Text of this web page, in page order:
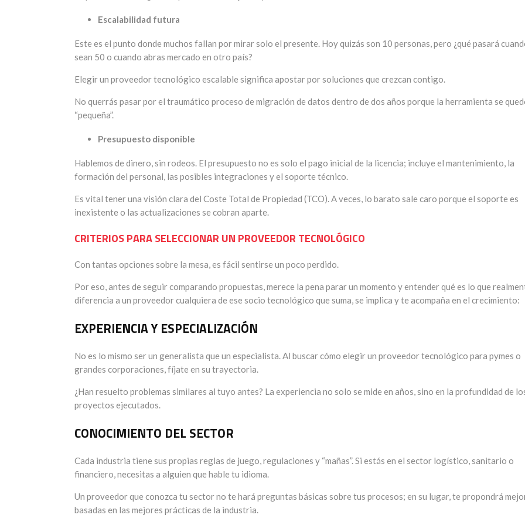
Escalabilidad futura
Este es el punto donde muchos fallan por mirar solo el presente. Hoy quizás son 10 personas, pero ¿qué pasará
sean 50 o cuando abras mercado en otro país?
Elegir un proveedor tecnológico escalable significa apostar por soluciones que crezcan contigo.
No querrás pasar por el traumático proceso de migración de datos dentro de dos años porque la herramienta se
“pequeña”.
Presupuesto disponible
Hablemos de dinero, sin rodeos. El presupuesto no es solo el pago inicial de la licencia; incluye el mantenimiento, la
formación del personal, las posibles integraciones y el soporte técnico.
Es vital tener una visión clara del Coste Total de Propiedad (TCO). A veces, lo barato sale caro porque el soporte es
inexistente o las actualizaciones se cobran aparte.
CRITERIOS PARA SELECCIONAR UN PROVEEDOR TECNOLÓGICO
Con tantas opciones sobre la mesa, es fácil sentirse un poco perdido.
Por eso, antes de seguir comparando propuestas, merece la pena parar un momento y entender qué es lo que
diferencia a un proveedor cualquiera de ese socio tecnológico que suma, se implica y te acompaña en el crecimiento:
EXPERIENCIA Y ESPECIALIZACIÓN
No es lo mismo ser un generalista que un especialista. Al buscar cómo elegir un proveedor tecnológico para pymes o
grandes corporaciones, fíjate en su trayectoria.
¿Han resuelto problemas similares al tuyo antes? La experiencia no solo se mide en años, sino en la profundidad de
proyectos ejecutados.
CONOCIMIENTO DEL SECTOR
Cada industria tiene sus propias reglas de juego, regulaciones y “mañas”. Si estás en el sector logístico, sanitario o
financiero, necesitas a alguien que hable tu idioma.
Un proveedor que conozca tu sector no te hará preguntas básicas sobre tus procesos; en su lugar, te propondrá
basadas en las mejores prácticas de la industria.